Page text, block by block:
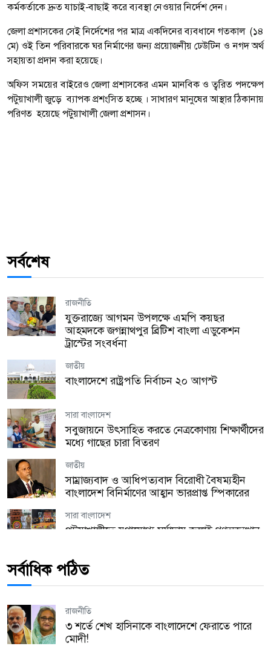
কর্মকর্তাকে দ্রুত যাচাই-বাছাই করে ব্যবস্থা নেওয়ার নির্দেশ দেন।
জেলা প্রশাসকের সেই নির্দেশের পর মাত্র একদিনের ব্যবধানে গতকাল (১৪
মে) ওই তিন পরিবারকে ঘর নির্মাণের জন্য প্রয়োজনীয় ঢেউটিন ও নগদ অর্থ
সহায়তা প্রদান করা হয়েছে।
অফিস সময়ের বাইরেও জেলা প্রশাসকের এমন মানবিক ও ত্বরিত পদক্ষেপ
পটুয়াখালী জুড়ে ব্যাপক প্রশংসিত হচ্ছে । সাধারণ মানুষের আস্থার ঠিকানায়
পরিণত হয়েছে পটুয়াখালী জেলা প্রশাসন।
সর্বশেষ
রাজনীতি
যুক্তরাজ্যে আগমন উপলক্ষে এমপি কয়ছর
আহমদকে জগন্নাথপুর ব্রিটিশ বাংলা এডুকেশন
ট্রাস্টের সংবর্ধনা
জাতীয়
বাংলাদেশে রাষ্ট্রপতি নির্বাচন ২০ আগস্ট
সারা বাংলাদেশ
সবুজায়নে উৎসাহিত করতে নেত্রকোণায় শিক্ষার্থীদের
মধ্যে গাছের চারা বিতরণ
জাতীয়
সাম্রাজ্যবাদ ও আধিপত্যবাদ বিরোধী বৈষম্যহীন
বাংলাদেশ বিনির্মাণের আহ্বান ভারপ্রাপ্ত স্পিকারের
সারা বাংলাদেশ
পটুয়াখালীতে যথাযোগ্য মর্যাদায় জুলাই গণঅভ্যুত্থান
যুক্তরাজ্য
হ্যারিঙ্গে কাউন্সিল উৎসবের প্রস্তুতি সভা অনুষ্ঠিত!
যুক্তরাজ্য
লন্ডনে অবৈধ কর্মীদের বিরুদ্ধে বড় অভিযান, এক
বছরে গ্রেপ্তার ২,১৭২
সর্বাধিক পঠিত
রাজনীতি
৩ শর্তে শেখ হাসিনাকে বাংলাদেশে ফেরাতে পারে
মোদী!